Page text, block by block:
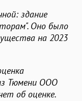
здание
Оно было
на 2023
Тюмени ООО
об оценке.